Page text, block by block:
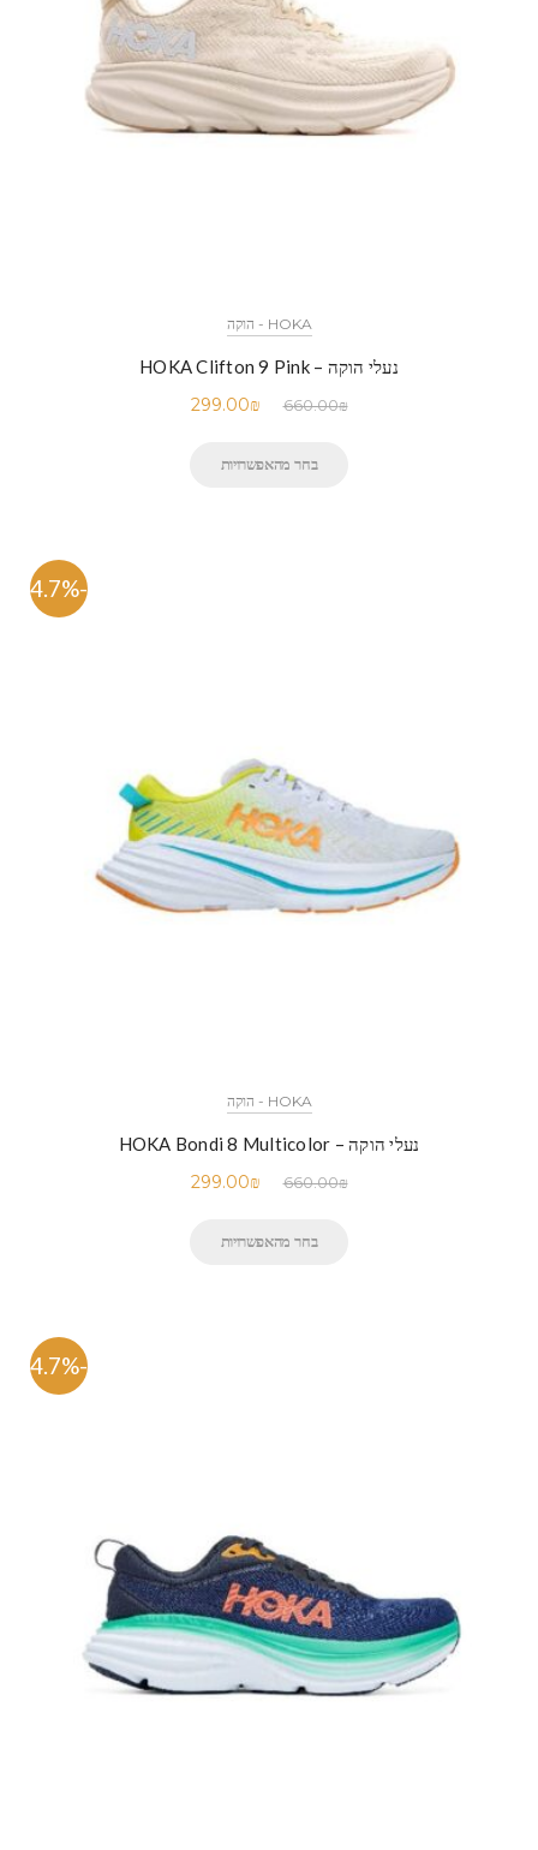
HOKA - הוקה
נעלי הוקה – HOKA Clifton 9 Pink
660.00₪
299.00₪
בחר מהאפשרויות
-54.7%
HOKA - הוקה
נעלי הוקה – HOKA Bondi 8 Multicolor
660.00₪
299.00₪
בחר מהאפשרויות
-54.7%